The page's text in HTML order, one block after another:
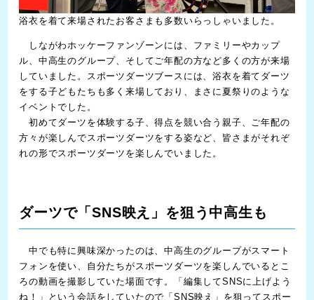
浴衣を着て来場されたお客さまも多数いらっしゃいました。
しながわホッケーファンゾーンには、ファミリーやカップ
ル、中高生のグループ、そしてご年配の方など多くの方が来場
していました。スポーツダーツブースには、浴衣を着てダーツ
をする子どもたちも多く来場しており、まさに夏祭りのような
イベントでした。
初めてダーツを体験する子、得点を競い合う親子、ご年配の
方々が楽しんでスポーツダーツをする姿など、皆さまがそれぞ
れの形でスポーツダーツを楽しんでいました。
ダーツで「SNS映え」を狙う中高生も
中でも特に興味深かったのは、中高生のグループがスマート
フォンを使い、自分たちがスポーツダーツを楽しんでいるとこ
ろの動画を撮影していた場面です。「編集してSNSに上げよう
ね！」という会話をしていたので「SNS映え」を狙ってスポー